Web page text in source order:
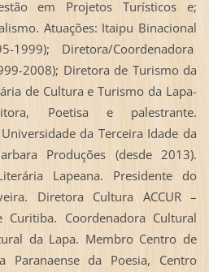
em Projetos Turísticos e;
Atuações: Itaipu Binacional
1999); Diretora/Coordenadora
2008); Diretora de Turismo da
de Cultura e Turismo da Lapa-
Poetisa e palestrante.
da Terceira Idade da
Produções (desde 2013).
Lapeana. Presidente do
Diretora Cultura ACCUR –
Coordenadora Cultural
da Lapa. Membro Centro de
Paranaense da Poesia, Centro